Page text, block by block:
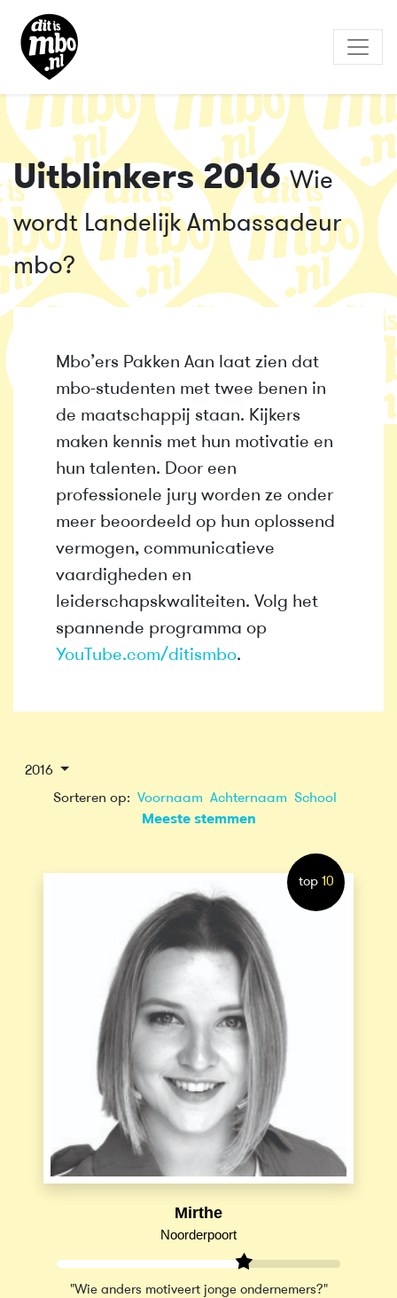
Uitblinkers 2016Wie
wordt Landelijk Ambassadeur
mbo?
Mbo’ers Pakken Aan laat zien dat
mbo-studenten met twee benen in
de maatschappij staan. Kijkers
maken kennis met hun motivatie en
hun talenten. Door een
professionele jury worden ze onder
meer beoordeeld op hun oplossend
vermogen, communicatieve
vaardigheden en
leiderschapskwaliteiten. Volg het
spannende programma op
YouTube.com/ditismbo.
2016
Sorteren op: Voornaam Achternaam School
Meeste stemmen
top 10
Mirthe
Noorderpoort
"Wie anders motiveert jonge ondernemers?"